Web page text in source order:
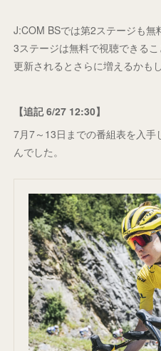
J:COM BSでは第2ステージも無
3ステージは無料で視聴できる
更新されるとさらに増えるかも
【追記 6/27 12:30】
7月7～13日までの番組表を入
んでした。